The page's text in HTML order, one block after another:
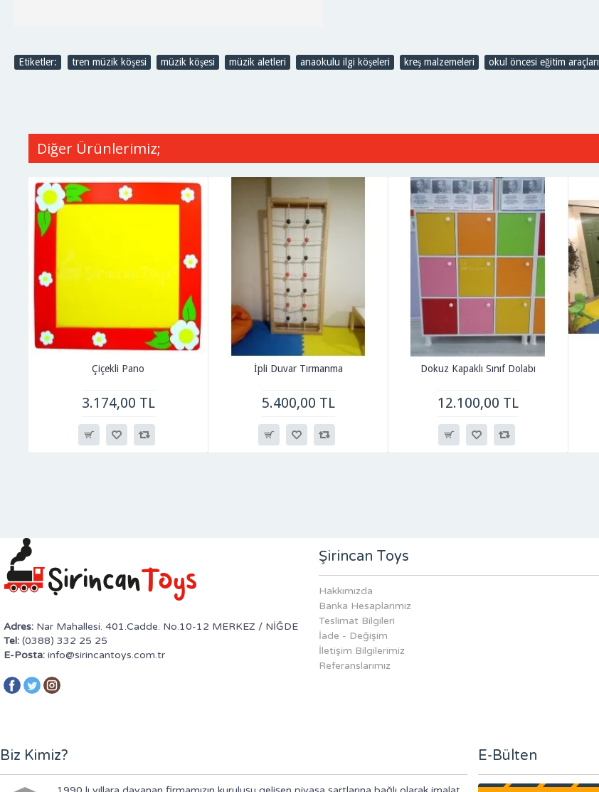
Etiketler: tren müzik köşesi müzik köşesi müzik aletleri anaokulu ilgi köşeleri kreş malzemeleri okul öncesi eğitim araçları
Diğer Ürünlerimiz;
Çiçekli Pano
3.174,00 TL
İpli Duvar Tırmanma
5.400,00 TL
Dokuz Kapaklı Sınıf Dolabı
12.100,00 TL
Adres: Nar Mahallesi. 401.Cadde. No.10-12 MERKEZ / NİĞDE
Tel: (0388) 332 25 25
E-Posta: info@sirincantoys.com.tr
Şirincan Toys
Hakkımızda
Banka Hesaplarımız
Teslimat Bilgileri
İade - Değişim
İletişim Bilgilerimiz
Referanslarımız
Biz Kimiz? E-Bülten